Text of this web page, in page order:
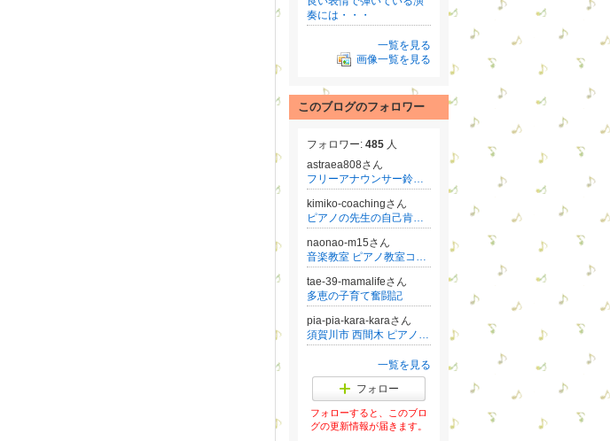
奏には・・・
一覧を見る
画像一覧を見る
このブログのフォロワー
フォロワー: 485 人
astraea808さん
フリーアナウンサー鈴木真由美のことだまの力で夢を叶える方法♡
kimiko-coachingさん
ピアノの先生の自己肯定感を高めるマインドコーチ 若松貴美子
naonao-m15さん
音楽教室 ピアノ教室コンサルタント 真下直子/０〜3歳のレッスンずむずむ®︎認定講師講座主宰
tae-39-mamalifeさん
多恵の子育て奮闘記
pia-pia-kara-karaさん
須賀川市 西間木 ピアノ教室・エレクトーン教室
一覧を見る
フォロー
フォローすると、このブロ
グの更新情報が届きます。